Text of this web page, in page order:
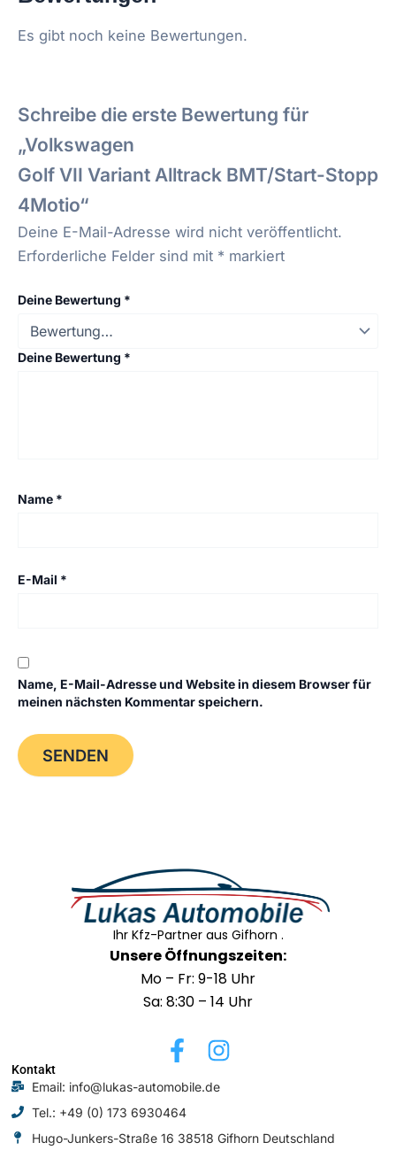
Es gibt noch keine Bewertungen.
Schreibe die erste Bewertung für
„Volkswagen
Golf VII Variant Alltrack BMT/Start-Stopp
4Motio“
Deine E-Mail-Adresse wird nicht veröffentlicht.
Erforderliche Felder sind mit * markiert
Deine Bewertung *
Deine Bewertung *
Name *
E-Mail *
Name, E-Mail-Adresse und Website in diesem Browser für
meinen nächsten Kommentar speichern.
Ihr Kfz-Partner aus Gifhorn .
Unsere Öffnungszeiten:
Mo – Fr: 9-18 Uhr
Sa: 8:30 – 14 Uhr
F
c
e
b
I
s
a
Kontakt
Email: info@lukas-automobile.de
Tel.: +49 (0) 173 6930464
Hugo-Junkers-Straße 16 38518 Gifhorn Deutschland